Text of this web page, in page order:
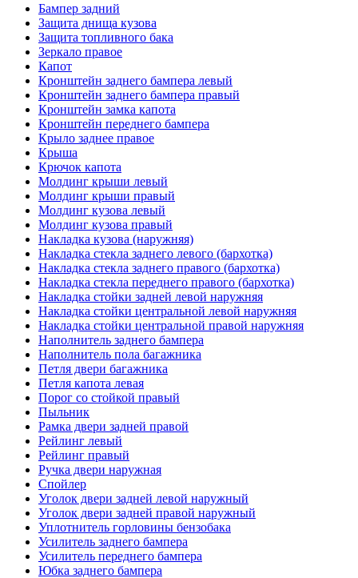
Бампер задний
Защита днища кузова
Защита топливного бака
Зеркало правое
Капот
Кронштейн заднего бампера левый
Кронштейн заднего бампера правый
Кронштейн замка капота
Кронштейн переднего бампера
Крыло заднее правое
Крыша
Крючок капота
Молдинг крыши левый
Молдинг крыши правый
Молдинг кузова левый
Молдинг кузова правый
Накладка кузова (наружняя)
Накладка стекла заднего левого (бархотка)
Накладка стекла заднего правого (бархотка)
Накладка стекла переднего правого (бархотка)
Накладка стойки задней левой наружняя
Накладка стойки центральной левой наружняя
Накладка стойки центральной правой наружняя
Наполнитель заднего бампера
Наполнитель пола багажника
Петля двери багажника
Петля капота левая
Порог со стойкой правый
Пыльник
Рамка двери задней правой
Рейлинг левый
Рейлинг правый
Ручка двери наружная
Спойлер
Уголок двери задней левой наружный
Уголок двери задней правой наружный
Уплотнитель горловины бензобака
Усилитель заднего бампера
Усилитель переднего бампера
Юбка заднего бампера